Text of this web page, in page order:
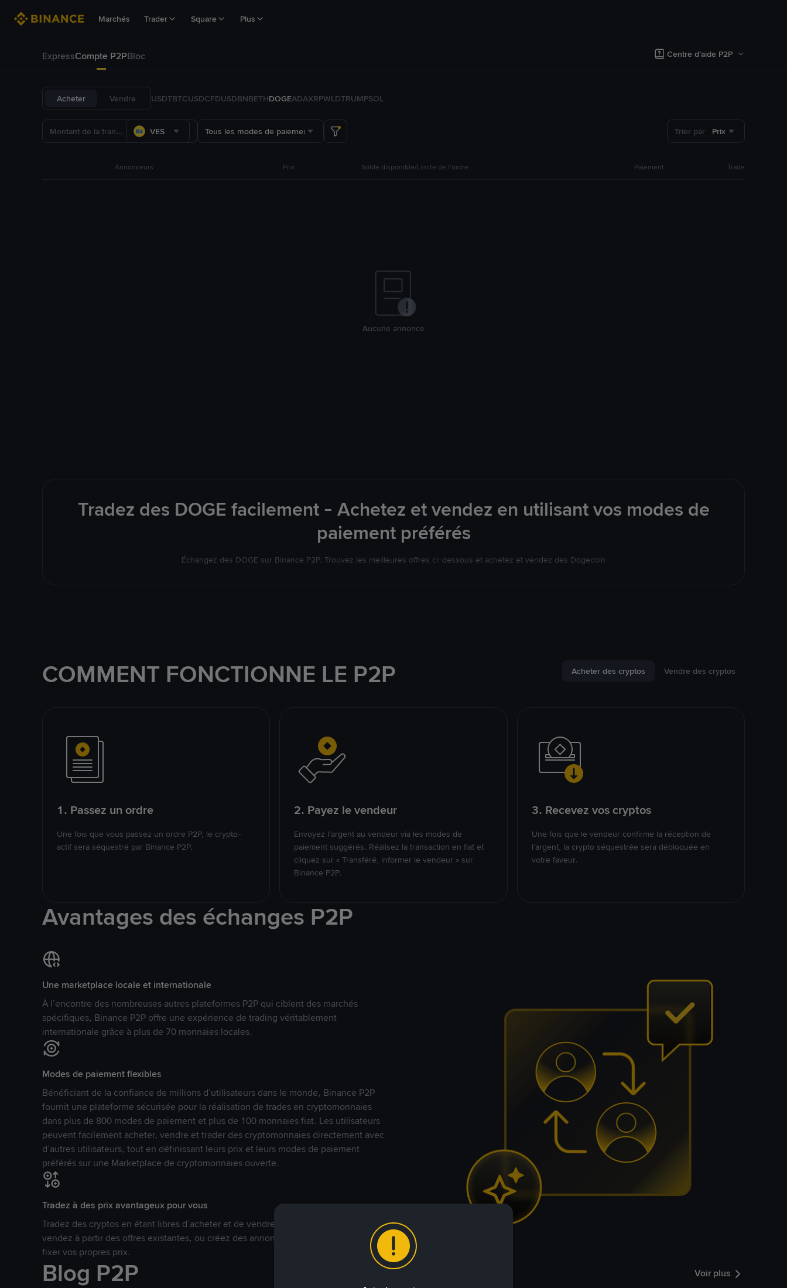
Marchés Trader Square Plus
ExpressCompte P2PBloc Centre d’aide P2P
Acheter Vendre USDTBTCUSDCFDUSDBNBETHDOGEADAXRPWLDTRUMPSOL
VES Tous les modes de paiement Trier par Prix
Annonceurs Prix Solde disponible/Limite de l’ordre Paiement Trade
Aucune annonce
Tradez des DOGE facilement - Achetez et vendez en utilisant vos modes de
paiement préférés
Échangez des DOGE sur Binance P2P. Trouvez les meilleures offres ci-dessous et achetez et vendez des Dogecoin
COMMENT FONCTIONNE LE P2P Acheter des cryptos Vendre des cryptos
1. Passez un ordre
Une fois que vous passez un ordre P2P, le crypto-
actif sera séquestré par Binance P2P.
2. Payez le vendeur
Envoyez l’argent au vendeur via les modes de
paiement suggérés. Réalisez la transaction en fiat et
cliquez sur « Transféré, informer le vendeur » sur
Binance P2P.
3. Recevez vos cryptos
Une fois que le vendeur confirme la réception de
l’argent, la crypto séquestrée sera débloquée en
votre faveur.
Avantages des échanges P2P
Une marketplace locale et internationale
À l’encontre des nombreuses autres plateformes P2P qui ciblent des marchés
spécifiques, Binance P2P offre une expérience de trading véritablement
internationale grâce à plus de 70 monnaies locales.
Modes de paiement flexibles
Bénéficiant de la confiance de millions d’utilisateurs dans le monde, Binance P2P
fournit une plateforme sécurisée pour la réalisation de trades en cryptomonnaies
dans plus de 800 modes de paiement et plus de 100 monnaies fiat. Les utilisateurs
peuvent facilement acheter, vendre et trader des cryptomonnaies directement avec
d’autres utilisateurs, tout en définissant leurs prix et leurs modes de paiement
préférés sur une Marketplace de cryptomonnaies ouverte.
Tradez à des prix avantageux pour vous
Tradez des cryptos en étant libres d’acheter et de vendre à votre prix. Achetez ou
vendez à partir des offres existantes, ou créez des annonces commerciales pour
fixer vos propres prix.
Blog P2P Voir plus